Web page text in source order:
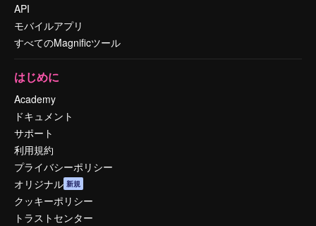
API
モバイルアプリ
すべてのMagnificツール
はじめに
Academy
ドキュメント
サポート
利用規約
プライバシーポリシー
オリジナル 新規
クッキーポリシー
トラストセンター